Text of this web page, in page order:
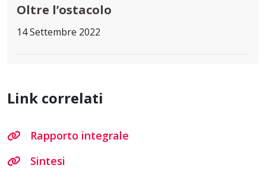
Oltre l’ostacolo
14 Settembre 2022
Link correlati
Rapporto integrale
Sintesi